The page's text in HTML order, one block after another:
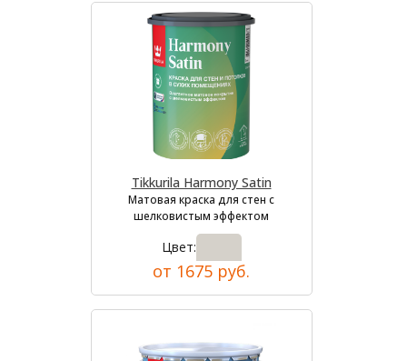
Tikkurila Harmony Satin
Матовая краска для стен с
шелковистым эффектом
Цвет:
от 1675 руб.